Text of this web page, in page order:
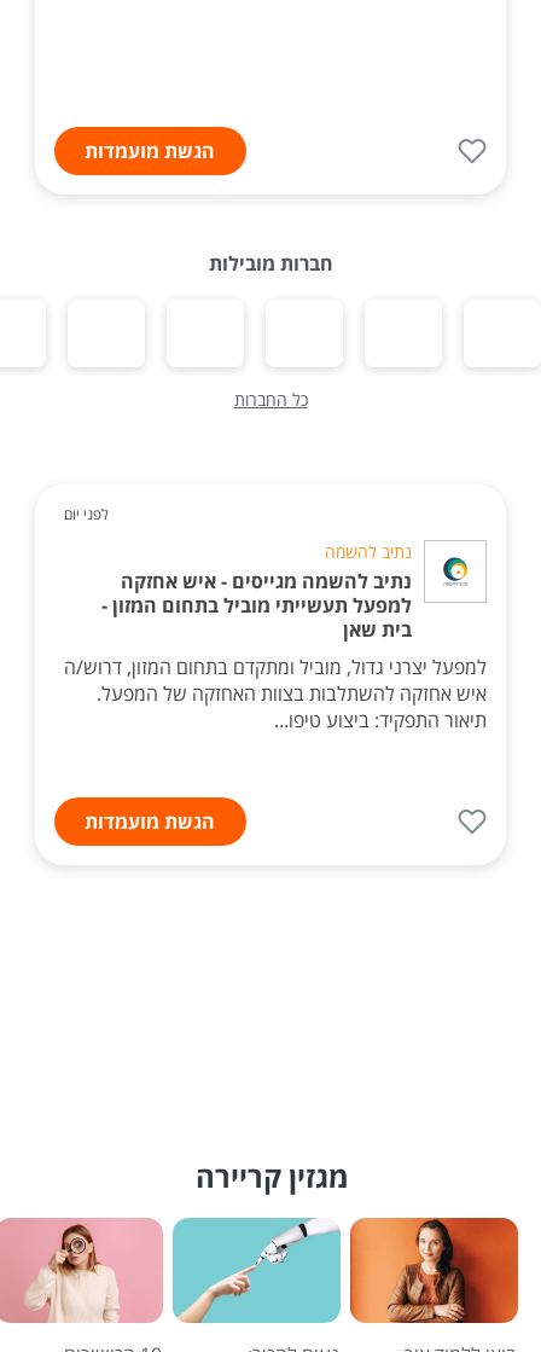
הגשת מועמדות
חברות מובילות
כל החברות
לפני יום
נתיב להשמה
נתיב להשמה מגייסים - איש אחזקה
למפעל תעשייתי מוביל בתחום המזון -
בית שאן
למפעל יצרני גדול, מוביל ומתקדם בתחום המזון, דרוש/ה
איש אחזקה להשתלבות בצוות האחזקה של המפעל.
תיאור התפקיד: ביצוע טיפו...
הגשת מועמדות
מגזין קריירה